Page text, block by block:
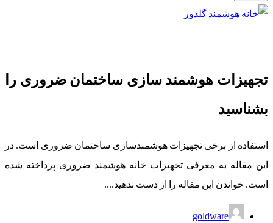
تجهیزات هوشمند سازی ساختمان ضروری را
بشناسید
استفاده از برخی تجهیزات هوشمندسازی ساختمان ضروری است. در
این مقاله به معرفی تجهیزات خانه هوشمند ضروری پرداخته شده
است. خواندن این مقاله را از دست ندهید....
goldware